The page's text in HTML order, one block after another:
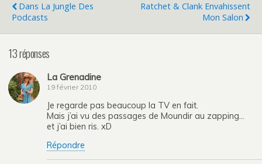
Dans La Jungle Des
Podcasts
Ratchet & Clank Envahissent
Mon Salon
13 réponses
La Grenadine
19 février 2010
Je regarde pas beaucoup la TV en fait.
Mais j’ai vu des passages de Moundir au zapping…
et j’ai bien ris. xD
Répondre